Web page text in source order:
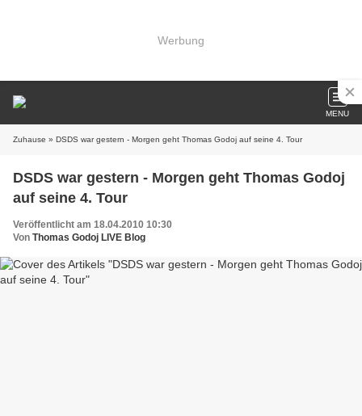
Werbung
MENU
Zuhause » DSDS war gestern - Morgen geht Thomas Godoj auf seine 4. Tour
DSDS war gestern - Morgen geht Thomas Godoj
auf seine 4. Tour
Veröffentlicht am 18.04.2010 10:30
Von Thomas Godoj LIVE Blog